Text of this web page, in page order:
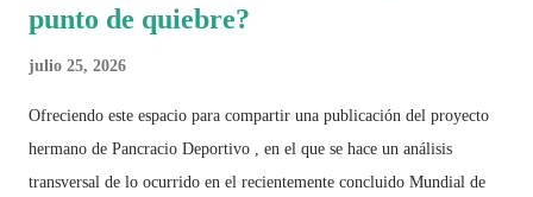
punto de quiebre?
julio 25, 2026
Ofreciendo este espacio para compartir una publicación del proyecto
hermano de Pancracio Deportivo , en el que se hace un análisis
transversal de lo ocurrido en el recientemente concluido Mundial de